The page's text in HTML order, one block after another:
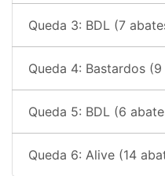
Queda 3: BDL (7
Queda 4: Bastardos
Queda 5: BDL (6
Queda 6: Alive (14